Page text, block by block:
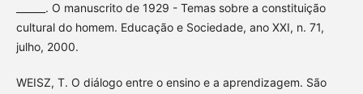
______. O manuscrito de 1929 - Temas sobre a constituição
cultural do homem. Educação e Sociedade, ano XXI, n. 71,
julho, 2000.
WEISZ, T. O diálogo entre o ensino e a aprendizagem. São